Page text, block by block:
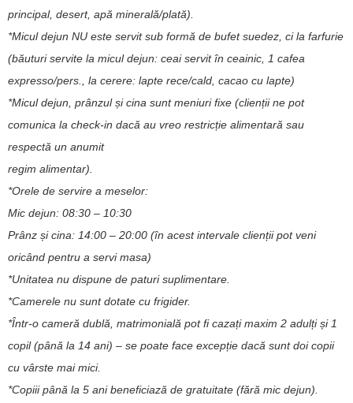
principal, desert, apă minerală/plată).
*Micul dejun NU este servit sub formă de bufet suedez, ci la farfurie
(băuturi servite la micul dejun: ceai servit în ceainic, 1 cafea
expresso/pers., la cerere: lapte rece/cald, cacao cu lapte)
*Micul dejun, prânzul și cina sunt meniuri fixe (clienții ne pot
comunica la check-in dacă au vreo restricție alimentară sau
respectă un anumit
regim alimentar).
*Orele de servire a meselor:
Mic dejun: 08:30 – 10:30
Prânz și cina: 14:00 – 20:00 (în acest intervale clienții pot veni
oricând pentru a servi masa)
*Unitatea nu dispune de paturi suplimentare.
*Camerele nu sunt dotate cu frigider.
*Într-o cameră dublă, matrimonială pot fi cazați maxim 2 adulți și 1
copil (până la 14 ani) – se poate face excepție dacă sunt doi copii
cu vârste mai mici.
*Copiii până la 5 ani beneficiază de gratuitate (fără mic dejun).